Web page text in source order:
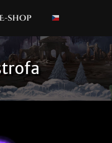
E-shop